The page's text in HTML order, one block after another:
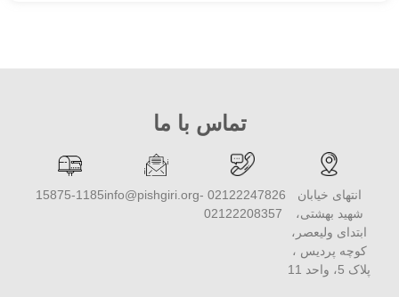
تماس با ما
انتهای خیابان
شهید بهشتی،
ابتدای ولیعصر،
کوچه پردیس ،
پلاک 5، واحد 11
02122247826 -
02122208357
info@pishgiri.org
15875-1185